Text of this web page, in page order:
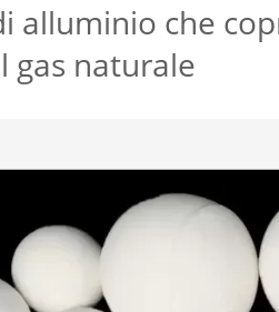
alluminio che
gas naturale